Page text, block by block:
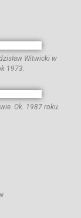
Witwicki w
1973.
Ok. 1987 roku.